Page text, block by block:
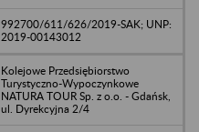
992700/611/626/2019-SAK; UNP:
2019-00143012
Kolejowe Przedsiębiorstwo
Turystyczno-Wypoczynkowe
NATURA TOUR Sp. z o.o. - Gdańsk,
ul. Dyrekcyjna 2/4